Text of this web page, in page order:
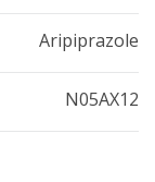
Aripiprazole
N05AX12